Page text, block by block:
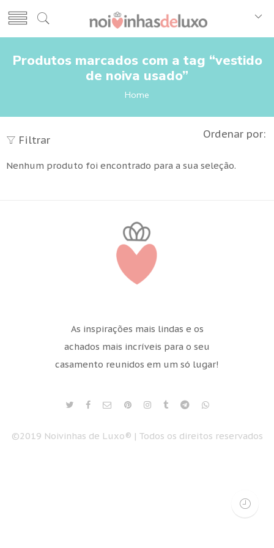
Produtos marcados com a tag “vestido
de noiva usado”
Home
Filtrar Ordenar por:
Nenhum produto foi encontrado para a sua seleção.
As inspirações mais lindas e os
achados mais incríveis para o seu
casamento reunidos em um só lugar!
©2019 Noivinhas de Luxo® | Todos os direitos reservados